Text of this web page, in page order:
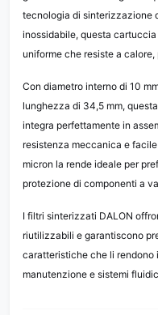
tecnologia di sinterizzazione
inossidabile, questa
uniforme che resiste a
Con diametro interno di 10
lunghezza di 34,5 mm,
integra perfettamente in
resistenza meccanica e
micron la rende ideale per
protezione di componenti a
I filtri sinterizzati DALON
riutilizzabili e garantiscono
caratteristiche che li rendono
manutenzione e sistemi